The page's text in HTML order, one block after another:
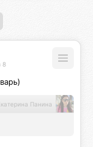
8
Панина